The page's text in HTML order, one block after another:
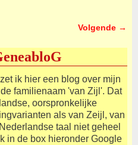
Volgende →
ik hier een blog over mijn
familienaam 'van Zijl'. Dat
oorspronkelijke
als van Zeijl, van
taal niet geheel
in de box hieronder Google